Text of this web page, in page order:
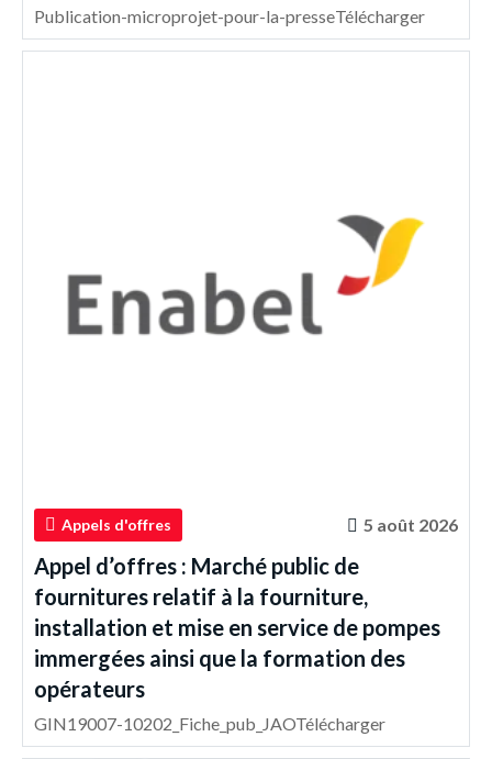
Publication-microprojet-pour-la-presseTélécharger
Appels d'offres 5 août 2026
Appel d’offres : Marché public de
fournitures relatif à la fourniture,
installation et mise en service de pompes
immergées ainsi que la formation des
opérateurs
GIN19007-10202_Fiche_pub_JAOTélécharger